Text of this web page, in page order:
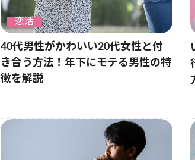
恋活
40代男性がかわいい20代女性と付
き合う方法！年下にモテる男性の特
徴を解説